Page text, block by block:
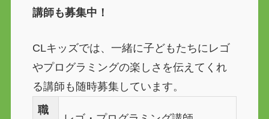
講師も募集中！
CLキッズでは、一緒に子どもたちにレゴ
やプログラミングの楽しさを伝えてくれ
る講師も随時募集しています。
職